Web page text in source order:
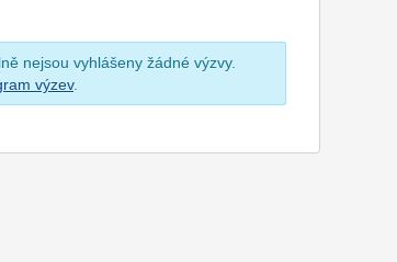
nejsou vyhlášeny žádné výzvy.
výzev.